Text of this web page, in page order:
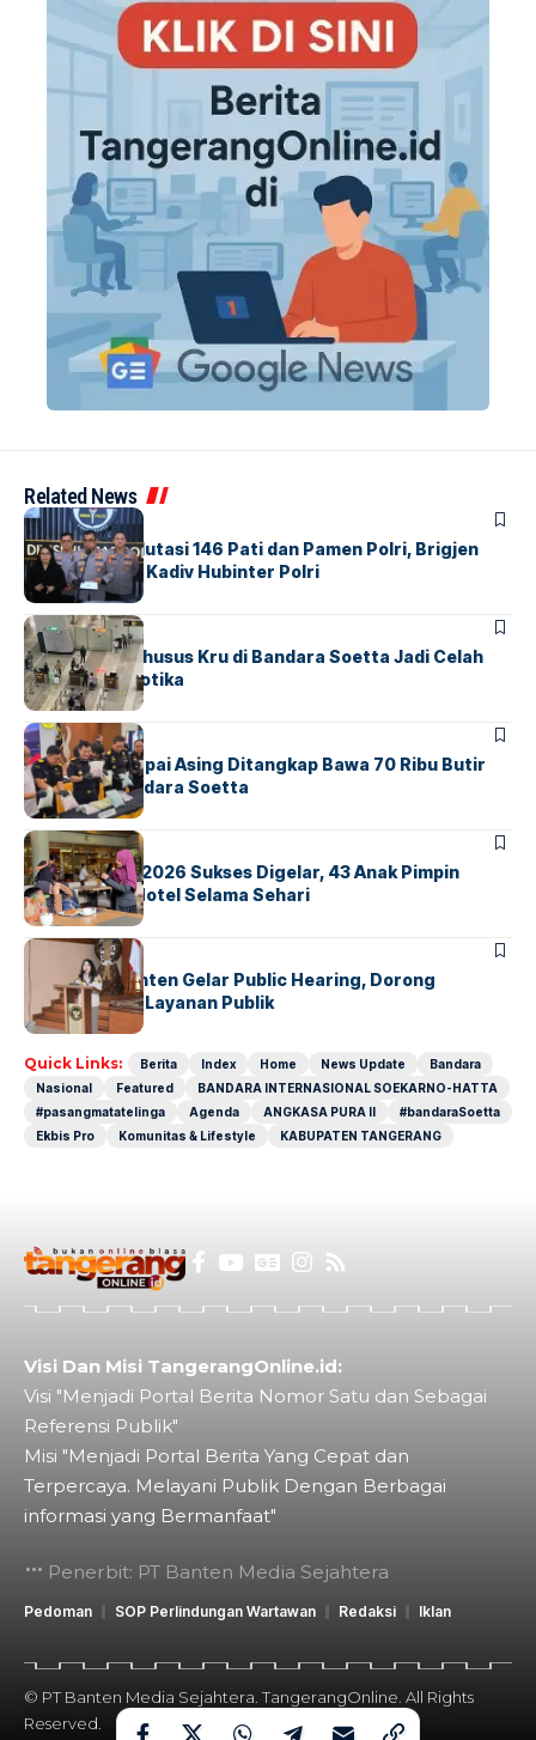
Related News
BERITA
Mabes Polri Mutasi 146 Pati dan Pamen Polri, Brigjen
Untung Jabat Kadiv Hubinter Polri
BANDARABERITA
Ketika Jalur Khusus Kru di Bandara Soetta Jadi Celah
Sindikat Narkotika
BANDARA BERITA
Kopilot Maskapai Asing Ditangkap Bawa 70 Ribu Butir
Ekstasi di Bandara Soetta
BERITAINDEX
GM For A Day 2026 Sukses Digelar, 43 Anak Pimpin
Operasional Hotel Selama Sehari
BANDARA BERITA
Karantina Banten Gelar Public Hearing, Dorong
Transparansi Layanan Publik
Quick Links: Berita Index Home News Update
Bandara
Nasional
Featured
BANDARA INTERNASIONAL SOEKARNO-HATTA
#pasangmatatelinga
Agenda ANGKASA PURA II
#bandaraSoetta
Ekbis Pro
Komunitas & Lifestyle KABUPATEN TANGERANG
Visi Dan Misi TangerangOnline.id:
Visi "Menjadi Portal Berita Nomor Satu dan Sebagai
Referensi Publik"
Misi "Menjadi Portal Berita Yang Cepat dan
Terpercaya. Melayani Publik Dengan Berbagai
informasi yang Bermanfaat"
Penerbit: PT Banten Media Sejahtera
Pedoman SOP Perlindungan Wartawan Redaksi Iklan
© PT Banten Media Sejahtera. TangerangOnline. All Rights
Reserved.